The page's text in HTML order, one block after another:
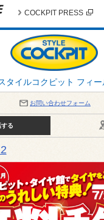
タイルコクピット フィー
COCKPIT PRESS
お問い合わせフォーム
る
～17:30 、商談受付は10:00～
ます。店舗までお問い合わせくださ
の定休日 毎週 火曜日と水曜日 8月